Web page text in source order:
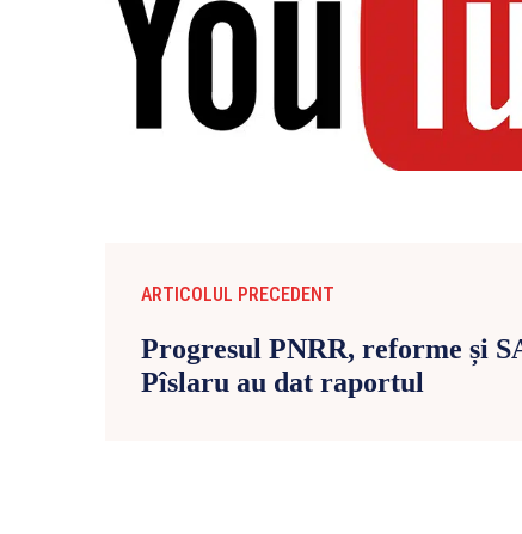
ARTICOLUL PRECEDENT
Progresul PNRR, reforme și
Pîslaru au dat raportul